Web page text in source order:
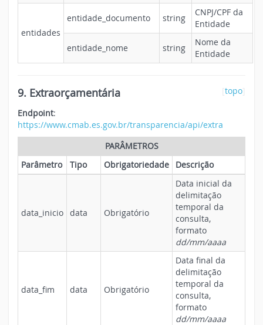
entidades
entidade_documento string
CNPJ/CPF da
Entidade
entidade_nome string
Nome da
Entidade
9. Extraorçamentária [topo]
Endpoint:
https://www.cmab.es.gov.br/transparencia/api/extra
PARÂMETROS
Parâmetro
Tipo Obrigatoriedade Descrição
data_inicio data Obrigatório
Data inicial da
delimitação
temporal da
consulta,
formato
dd/mm/aaaa
data_fim data Obrigatório
Data final da
delimitação
temporal da
consulta,
formato
dd/mm/aaaa